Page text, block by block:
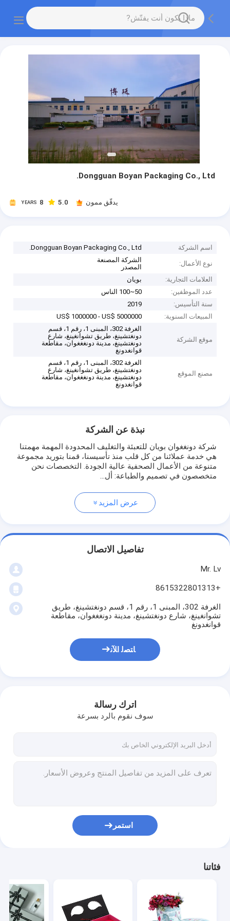
Dongguan Boyan Packaging Co., Ltd.
8
YEARS 5.0 يدقّق ممون
اسم الشركة Dongguan Boyan Packaging Co., Ltd.
نوع الأعمال:
الشركة المصنعة
المصدر
العلامات التجارية:
بويان
عدد الموظفين:
50~100 الناس
سنة التأسيس:
2019
المبيعات السنوية:
US$ 1000000 - US$ 5000000
موقع الشركة
الغرفة 302، المبنى 1، رقم 1، قسم
دونغتشينغ، طريق تشوانغينغ، شارع
دونغتشينغ، مدينة دونغغغوان، مقاطعة
قوانغدونغ
مصنع الموقع
الغرفة 302، المبنى 1، رقم 1، قسم
دونغتشينغ، طريق تشوانغينغ، شارع
دونغتشينغ، مدينة دونغغغوان، مقاطعة
قوانغدونغ
نبذة عن الشركة
شركة دونغغوان بويان للتعبئة والتغليف المحدودة المهمة مهمتنا
هي خدمة عملائنا من كل قلب منذ تأسيسنا، قمنا بتوريد مجموعة
متنوعة من الأعمال الصحفية عالية الجودة. التخصصات نحن
متخصصون في تصميم والطباعة: أل...
عرض المزيد
تفاصيل الاتصال
Mr. Lv
+8615322801313
الغرفة 302، المبنى 1، رقم 1، قسم دونغتشينغ، طريق
تشوانغينغ، شارع دونغتشينغ، مدينة دونغغغوان، مقاطعة
قوانغدونغ
ﺎﺘﺼﻟ ﺍﻶﻧ
اترك رسالة
سوف نقوم بالرد بسرعة
استمر
فئاتنا